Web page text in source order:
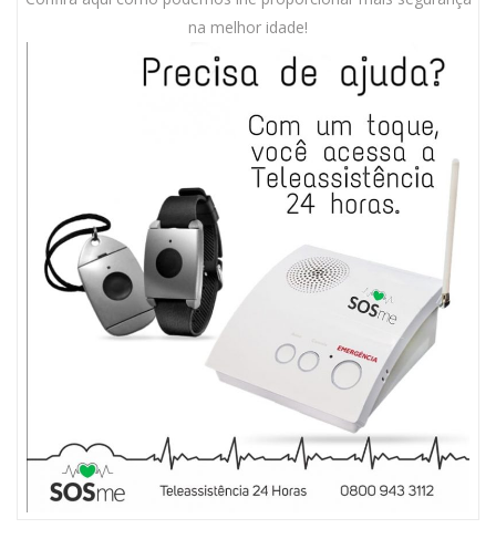
na melhor idade!